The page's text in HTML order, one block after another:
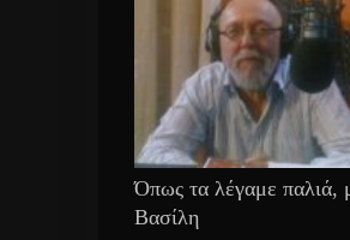
Όπως τα λέγαμε παλιά,
Βασίλη